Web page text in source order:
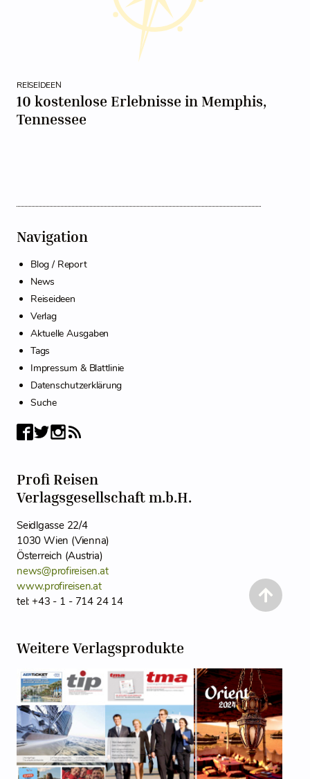
REISEIDEEN
10 kostenlose Erlebnisse in Memphis,
Tennessee
Navigation
Blog / Report
News
Reiseideen
Verlag
Aktuelle Ausgaben
Tags
Impressum & Blattlinie
Datenschutzerklärung
Suche
Profi Reisen
Verlagsgesellschaft m.b.H.
Seidlgasse 22/4
1030 Wien (Vienna)
Österreich (Austria)
news@profireisen.at
www.profireisen.at
tel: +43 - 1 - 714 24 14
Weitere Verlagsprodukte